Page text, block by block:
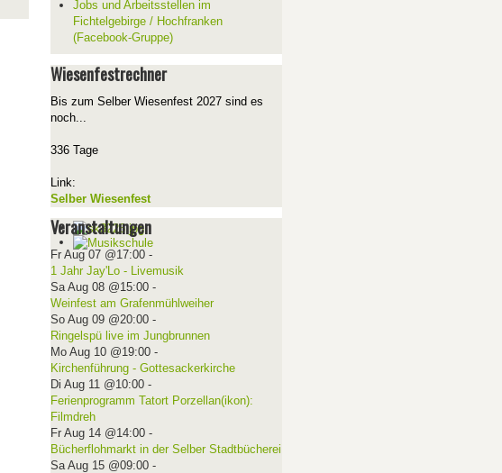
Jobs und Arbeitsstellen im
Fichtelgebirge / Hochfranken
(Facebook-Gruppe)
Wiesenfestrechner
Bis zum Selber Wiesenfest 2027 sind es
noch...
336 Tage
Link:
Selber Wiesenfest
Veranstaltungen
Fr Aug 07 @17:00-
1 Jahr Jay'Lo - Livemusik
Sa Aug 08 @15:00-
Weinfest am Grafenmühlweiher
So Aug 09 @20:00-
Ringelspü live im Jungbrunnen
Mo Aug 10 @19:00-
Kirchenführung - Gottesackerkirche
Di Aug 11 @10:00-
Ferienprogramm Tatort Porzellan(ikon):
Filmdreh
Fr Aug 14 @14:00-
Bücherflohmarkt in der Selber Stadtbücherei
Sa Aug 15 @09:00-